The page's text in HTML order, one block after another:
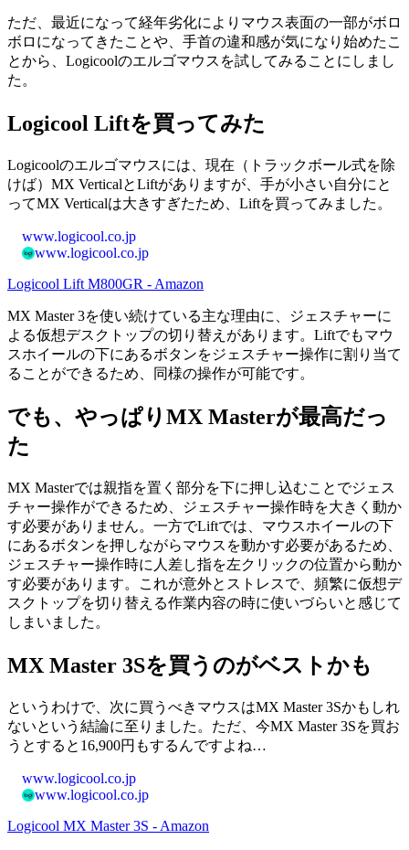
ただ、最近になって経年劣化によりマウス表面の一部がボロ
ボロになってきたことや、手首の違和感が気になり始めたこ
とから、Logicoolのエルゴマウスを試してみることにしまし
た。
Logicool Liftを買ってみた
Logicoolのエルゴマウスには、現在（トラックボール式を除
けば）MX VerticalとLiftがありますが、手が小さい自分にと
ってMX Verticalは大きすぎたため、Liftを買ってみました。
www.logicool.co.jp
www.logicool.co.jp
Logicool Lift M800GR - Amazon
MX Master 3を使い続けている主な理由に、ジェスチャーに
よる仮想デスクトップの切り替えがあります。Liftでもマウ
スホイールの下にあるボタンをジェスチャー操作に割り当て
ることができるため、同様の操作が可能です。
でも、やっぱりMX Masterが最高だっ
た
MX Masterでは親指を置く部分を下に押し込むことでジェス
チャー操作ができるため、ジェスチャー操作時を大きく動か
す必要がありません。一方でLiftでは、マウスホイールの下
にあるボタンを押しながらマウスを動かす必要があるため、
ジェスチャー操作時に人差し指を左クリックの位置から動か
す必要があります。これが意外とストレスで、頻繁に仮想デ
スクトップを切り替える作業内容の時に使いづらいと感じて
しまいました。
MX Master 3Sを買うのがベストかも
というわけで、次に買うべきマウスはMX Master 3Sかもしれ
ないという結論に至りました。ただ、今MX Master 3Sを買お
うとすると16,900円もするんですよね…
www.logicool.co.jp
www.logicool.co.jp
Logicool MX Master 3S - Amazon